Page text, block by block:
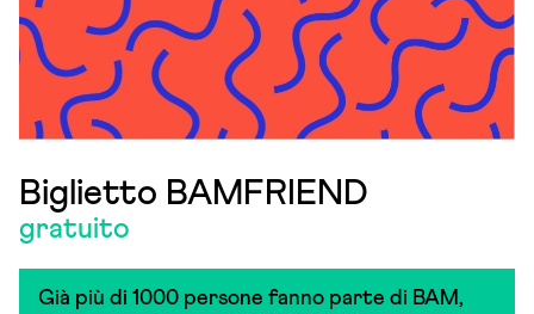
Biglietto BAMFRIEND
gratuito
Già più di 1000 persone fanno parte di BAM,